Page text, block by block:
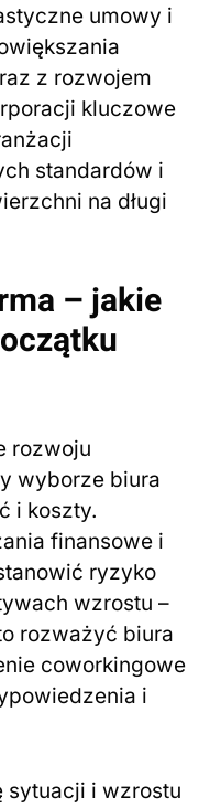
umowy i
z rozwojem
kluczowe
standardów i
na długi
– jakie
rozwoju
wyborze biura
i koszty.
finansowe i
ryzyko
wzrostu –
rozważyć biura
coworkingowe
i
sytuacji i wzrostu